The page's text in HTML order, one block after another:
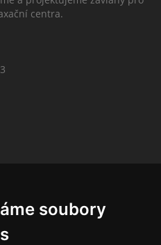
soubory
centra.